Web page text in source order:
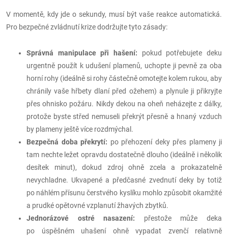
V momentě, kdy jde o sekundy, musí být vaše reakce automatická.
Pro bezpečné zvládnutí krize dodržujte tyto zásady:
Správná manipulace při hašení: pokud potřebujete deku
urgentně použít k udušení plamenů, uchopte ji pevně za oba
horní rohy (ideálně si rohy částečně omotejte kolem rukou, aby
chránily vaše hřbety dlaní před ožehem) a plynule ji přikryjte
přes ohnisko požáru. Nikdy dekou na oheň neházejte z dálky,
protože byste střed nemuseli překrýt přesně a hnaný vzduch
by plameny ještě více rozdmýchal.
Bezpečná doba překrytí: po přehození deky přes plameny ji
tam nechte ležet opravdu dostatečně dlouho (ideálně i několik
desítek minut), dokud zdroj ohně zcela a prokazatelně
nevychladne. Ukvapené a předčasné zvednutí deky by totiž
po náhlém přísunu čerstvého kyslíku mohlo způsobit okamžité
a prudké opětovné vzplanutí žhavých zbytků.
Jednorázové ostré nasazení: přestože může deka
po úspěšném uhašení ohně vypadat zvenčí relativně